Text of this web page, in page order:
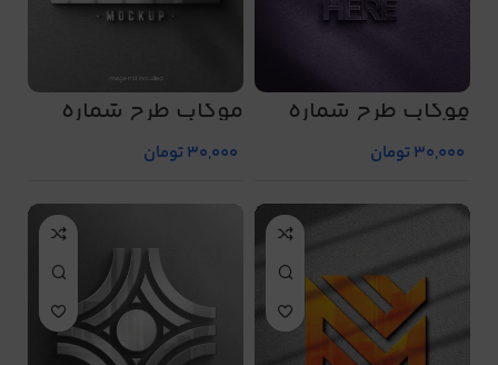
موکاپ طرح شماره
5049
30,000تومان
موکاپ طرح شماره
5050
30,000تومان